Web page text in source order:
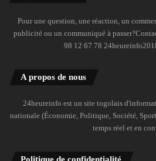
Pour une question, une réaction, un
publicité ou un communiqué à
98 12 67 78
A propos de nous
24heureinfo est un site togolais
nationale (Économie, Politique, Société,
temps réel et en